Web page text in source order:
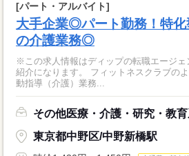
[パート・アルバイト]
大手企業◎パート勤務！特
の介護業務◎
※この求人情報はディップの転職エージェ
紹介になります。 フィットネスクラブの
動指導（介護）業務...
その他医療・介護・研究・教
東京都中野区/中野新橋駅